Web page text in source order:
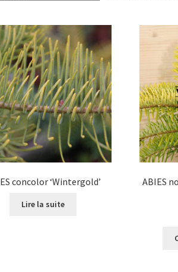
concolor ‘Wintergold’
Lire la suite
ABIES